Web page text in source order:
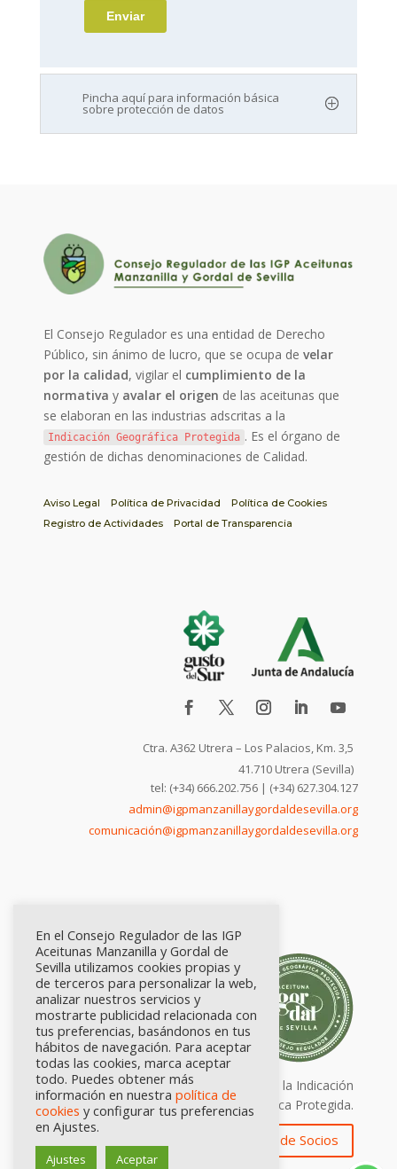
Pincha aquí para información básica
sobre protección de datos
El Consejo Regulador es una entidad de Derecho
Público, sin ánimo de lucro, que se ocupa develar
por la calidad, vigilar el cumplimiento de la
normativa y avalar el origen de las aceitunas que
se elaboran en las industrias adscritas a la
Indicación Geográfica Protegida . Es el órgano de
gestión de dichas denominaciones de Calidad.
Aviso Legal Política de Privacidad
Política de Cookies
Registro de Actividades
Portal de Transparencia
Ctra. A362 Utrera – Los Palacios, Km. 3,5
41.710 Utrera (Sevilla)
tel: (+34) 666.202.756 | (+34) 627.304.127
admin@igpmanzanillaygordaldesevilla.org
comunicación@igpmanzanillaygordaldesevilla.org
Calidad certificada por Origen. Sellos de la Indicación
Geográfica Protegida.
Zona de Socios
En el Consejo Regulador de las IGP
Aceitunas Manzanilla y Gordal de
Sevilla utilizamos cookies propias y
de terceros para personalizar la web,
analizar nuestros servicios y
mostrarte publicidad relacionada con
tus preferencias, basándonos en tus
hábitos de navegación. Para aceptar
todas las cookies, marca aceptar
todo. Puedes obtener más
información en nuestra política de
cookies y configurar tus preferencias
en Ajustes.
Ajustes Aceptar